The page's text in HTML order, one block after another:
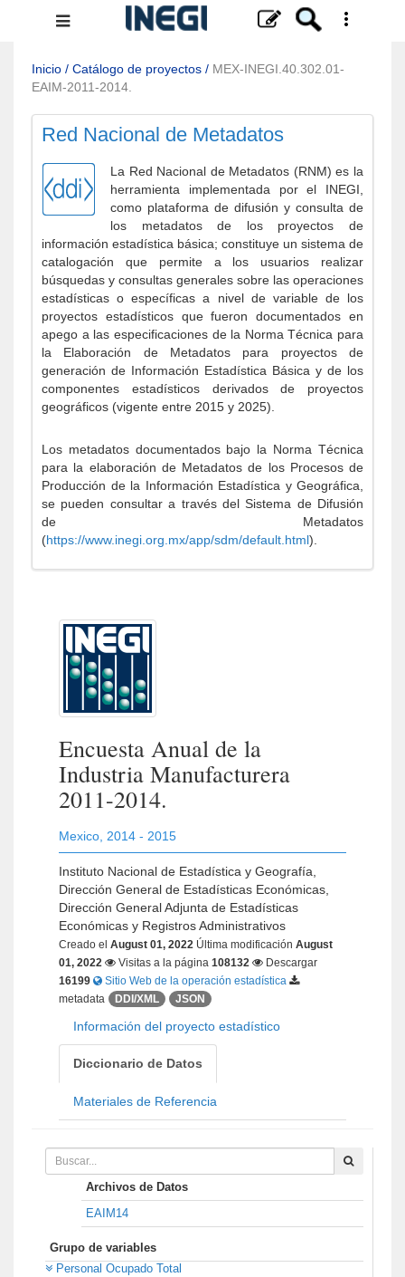
Menú
navegación
Inicio / Catálogo de proyectos / MEX-INEGI.40.302.01-
EAIM-2011-2014.
Red Nacional de Metadatos
La Red Nacional de Metadatos (RNM) es la
herramienta implementada por el INEGI,
como plataforma de difusión y consulta de
los metadatos de los proyectos de
información estadística básica; constituye un sistema de
catalogación que permite a los usuarios realizar
búsquedas y consultas generales sobre las operaciones
estadísticas o específicas a nivel de variable de los
proyectos estadísticos que fueron documentados en
apego a las especificaciones de la Norma Técnica para
la Elaboración de Metadatos para proyectos de
generación de Información Estadística Básica y de los
componentes estadísticos derivados de proyectos
geográficos (vigente entre 2015 y 2025).
Los metadatos documentados bajo la Norma Técnica
para la elaboración de Metadatos de los Procesos de
Producción de la Información Estadística y Geográfica,
se pueden consultar a través del Sistema de Difusión
de Metadatos
(https://www.inegi.org.mx/app/sdm/default.html).
Encuesta Anual de la
Industria Manufacturera
2011-2014.
Mexico 2014 - 2015
Instituto Nacional de Estadística y Geografía,
Dirección General de Estadísticas Económicas,
Dirección General Adjunta de Estadísticas
Económicas y Registros Administrativos
Creado el August 01, 2022 Última modificación August
01, 2022
Visitas a la página 108132
Descargar
16199
Sitio Web de la operación estadística
metadata
DDI/XML JSON
Información del proyecto estadístico
Diccionario de Datos
Materiales de Referencia
Archivos de Datos
EAIM14
Grupo de variables
Personal Ocupado Total